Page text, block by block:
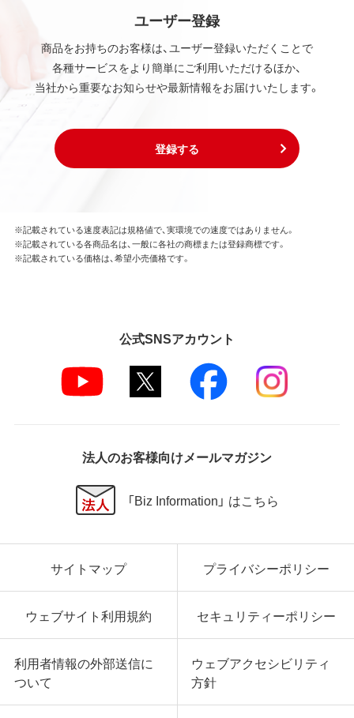
ユーザー登録
商品をお持ちのお客様は、ユーザー登録いただくことで
各種サービスをより簡単にご利用いただけるほか、
当社から重要なお知らせや最新情報をお届けいたします。
登録する
※記載されている速度表記は規格値で、実環境での速度ではありません。
※記載されている各商品名は、一般に各社の商標または登録商標です。
※記載されている価格は、希望小売価格です。
公式SNSアカウント
法人のお客様向けメールマガジン
「Biz Information」 はこちら
サイトマップ プライバシーポリシー
ウェブサイト利用規約 セキュリティーポリシー
利用者情報の外部送信に
ついて
ウェブアクセシビリティ
方針